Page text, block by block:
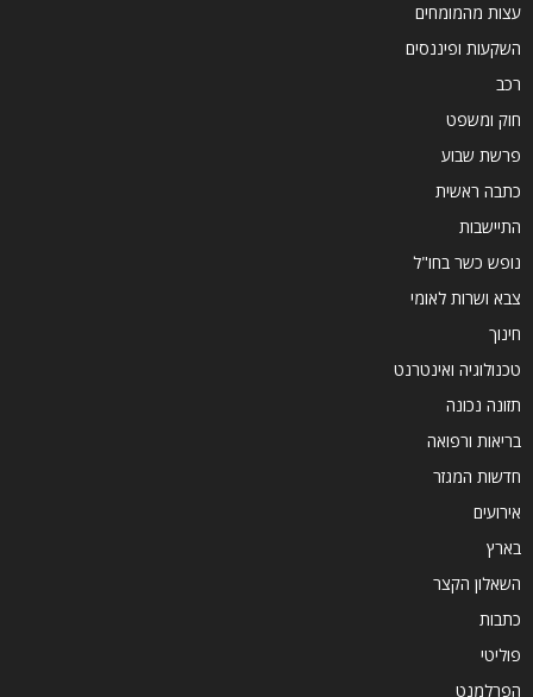
עצות מהמומחים
השקעות ופיננסים
רכב
חוק ומשפט
פרשת שבוע
כתבה ראשית
התיישבות
נופש כשר בחו"ל
צבא ושרות לאומי
חינוך
טכנולוגיה ואינטרנט
תזונה נכונה
בריאות ורפואה
חדשות המגזר
אירועים
בארץ
השאלון הקצר
כתבות
פוליטי
הפרלמנט